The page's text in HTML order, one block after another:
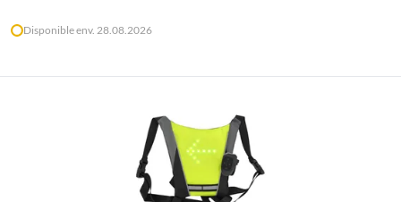
Disponible env. 28.08.2026